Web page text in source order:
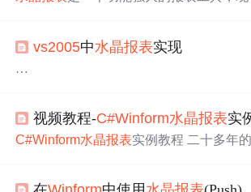
005的使用方法总结一下，供大家参考。
vs2005中水晶报表实现
【说明】
水晶报表在应用时分两种方法，分别是拉
程时不用重写SQL语句，但要加上登录信
视频教程-C#Winform水晶报表实
C#Winform水晶报表实例教程 二十多年的企业管理软件开